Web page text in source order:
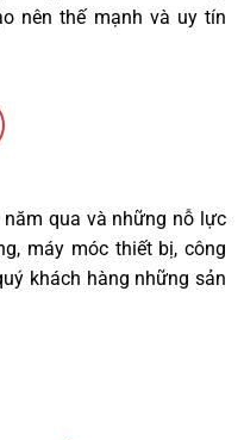
nên thế mạnh và uy tín
qua và những nỗ lực
máy móc thiết bị, công
khách hàng những sản